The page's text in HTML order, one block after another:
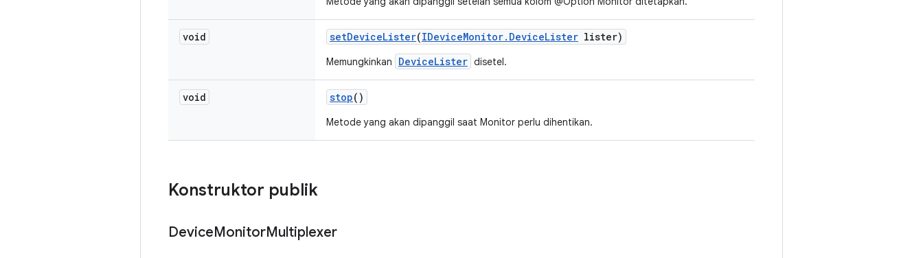
void setDeviceLister(IDeviceMonitor. DeviceLister lister)
Memungkinkan DeviceLister disetel.
void stop()
Metode yang akan dipanggil saat Monitor perlu dihentikan.
Konstruktor publik
DeviceMonitorMultiplexer